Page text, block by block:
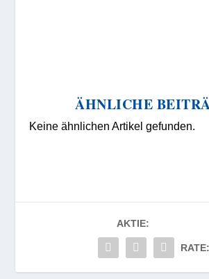
ÄHNLICHE
Keine ähnlichen Artikel gefunden.
AKTIE:
RATE: